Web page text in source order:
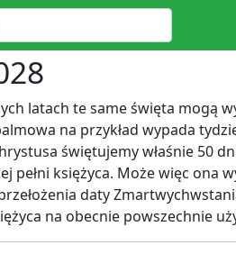
latach te same święta mogą
na przykład wypada
świętujemy właśnie 50
księżyca. Może więc ona
daty
na obecnie powszechnie